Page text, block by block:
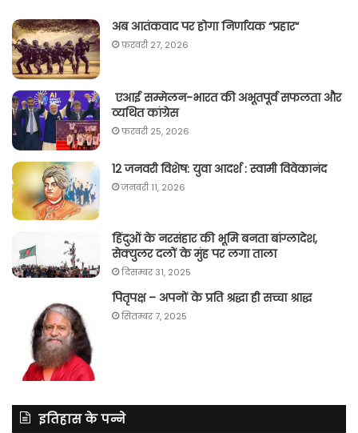
अब आतंकवाद पर होगा निर्णायक “प्रहार“
फ़रवरी 27, 2026
एआई सम्मेलन-भारत की अभूतपूर्व सफलता और
व्यथित कांग्रेस
फ़रवरी 25, 2026
12 जनवरी विशेष: युवा आदर्श : स्वामी विवेकानंद
जनवरी 11, 2026
हिंदुओं के नरसंहार की भूमि बनता बांग्लादेश,
सेक्युलर दलों के मुंह पर लगा ताला
दिसम्बर 31, 2025
पितृपक्ष – अपनों के प्रति श्रद्धा ही सच्चा श्राद्ध
सितम्बर 7, 2025
इतिहास के पन्ने